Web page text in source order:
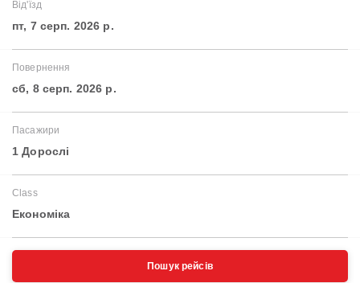
Від'їзд
пт, 7 серп. 2026 р.
Повернення
сб, 8 серп. 2026 р.
Пасажири
1 Дорослі
Class
Економіка
Пошук рейсів